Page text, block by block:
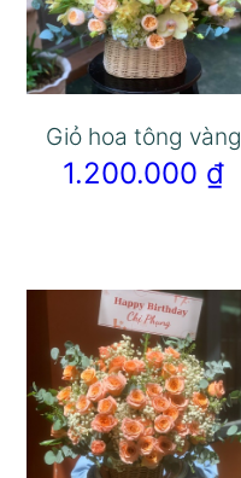
Giỏ hoa tông vàng
1.200.000 ₫